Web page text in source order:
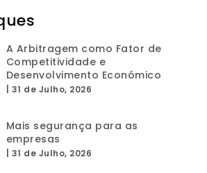
A Arbitragem como Fator de
Competitividade e
Desenvolvimento Económico
31 de Julho, 2026
Mais segurança para as
empresas
31 de Julho, 2026